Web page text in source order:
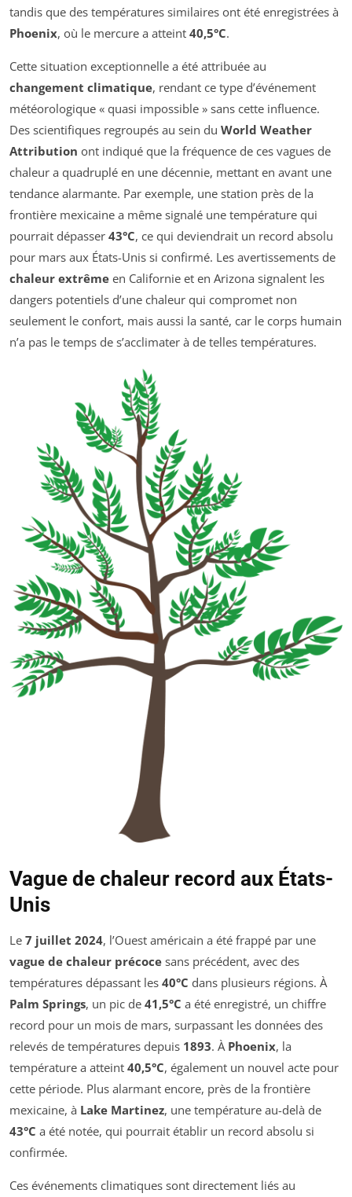
tandis que des températures similaires ont été enregistrées à
Phoenix, où le mercure a atteint 40,5°C.
Cette situation exceptionnelle a été attribuée au
changement climatique, rendant ce type d’événement
météorologique « quasi impossible » sans cette influence.
Des scientifiques regroupés au sein du World Weather
Attribution ont indiqué que la fréquence de ces vagues de
chaleur a quadruplé en une décennie, mettant en avant une
tendance alarmante. Par exemple, une station près de la
frontière mexicaine a même signalé une température qui
pourrait dépasser 43°C, ce qui deviendrait un record absolu
pour mars aux États-Unis si confirmé. Les avertissements de
chaleur extrême en Californie et en Arizona signalent les
dangers potentiels d’une chaleur qui compromet non
seulement le confort, mais aussi la santé, car le corps humain
n’a pas le temps de s’acclimater à de telles températures.
Vague de chaleur record aux États-
Unis
Le 7 juillet 2024, l’Ouest américain a été frappé par une
vague de chaleur précoce sans précédent, avec des
températures dépassant les 40°C dans plusieurs régions. À
Palm Springs, un pic de 41,5°C a été enregistré, un chiffre
record pour un mois de mars, surpassant les données des
relevés de températures depuis 1893. À Phoenix, la
température a atteint 40,5°C, également un nouvel acte pour
cette période. Plus alarmant encore, près de la frontière
mexicaine, à Lake Martinez, une température au-delà de
43°C a été notée, qui pourrait établir un record absolu si
confirmée.
Ces événements climatiques sont directement liés au